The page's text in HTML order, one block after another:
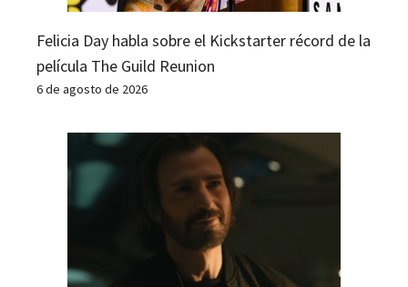
Felicia Day habla sobre el Kickstarter récord de la
película The Guild Reunion
6 de agosto de 2026